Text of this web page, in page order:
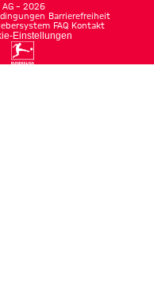
– 2026
Barrierefreiheit
FAQ Kontakt
Einstellungen